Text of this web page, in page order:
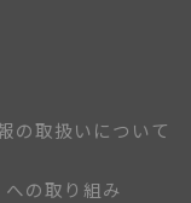
の取扱いについて
の取り組み